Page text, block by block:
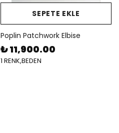
SEPETE EKLE
Poplin Patchwork Elbise
₺ 11,900.00
1 RENK,BEDEN